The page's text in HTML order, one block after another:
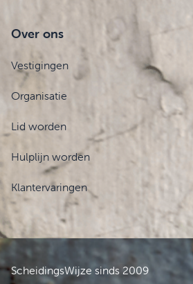
Over ons
Vestigingen
Organisatie
Lid worden
Hulplijn worden
Klantervaringen
ScheidingsWijze sinds 2009